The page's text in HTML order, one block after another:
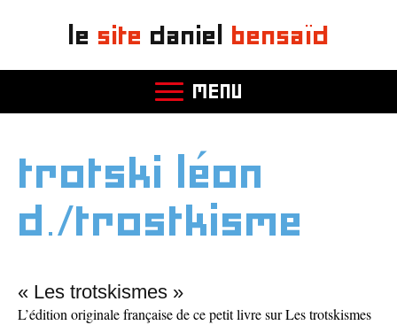
le site daniel bensaïd
MENU
trotski léon
d./trostkisme
« Les trotskismes »
L’édition originale française de ce petit livre sur Les trotskismes